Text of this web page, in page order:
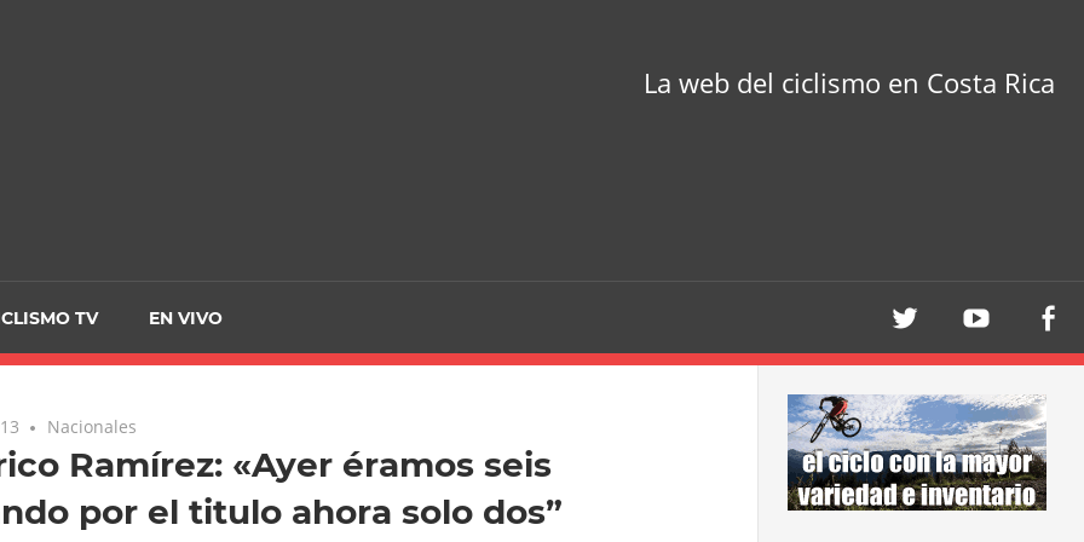
La web del ciclismo en Costa Rica
TV EN VIVO
Nacionales
Ramírez: «Ayer éramos seis
por el titulo ahora solo dos”